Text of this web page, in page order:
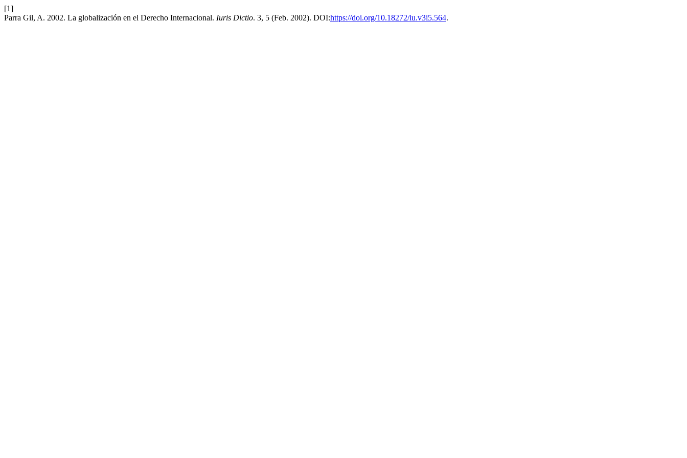
[1]
Parra Gil, A. 2002. La globalización en el Derecho Internacional. Iuris Dictio. 3, 5 (Feb. 2002). DOI:https://doi.org/10.18272/iu.v3i5.564.